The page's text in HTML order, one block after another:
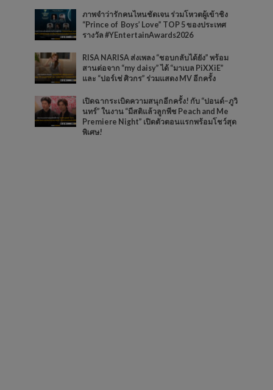
ภาพจำว่ารักคนไหนชัดเจน ร่วมโหวตผู้เข้าชิง
“Prince of Boys’ Love” TOP 5 ของประเทศ
รางวัล #YEntertainAwards2026
RISA NARISA ส่งเพลง “ชอบกลับได้ยัง” พร้อม
สานต่อจาก “my daisy” ได้ “มาเบล PiXXiE”
และ “ปอร์เช่ ศิวกร” ร่วมแสดง MV อีกครั้ง
เปิดฉากระเบิดความสนุกอีกครั้ง! กับ “ปอนด์–ภูวิ
นทร์” ในงาน “มีสติแล้วลูกพีช Peach and Me
Premiere Night” เปิดตัวตอนแรกพร้อมโชว์สุด
พิเศษ!